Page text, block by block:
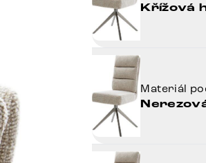
Křížová
Materiál